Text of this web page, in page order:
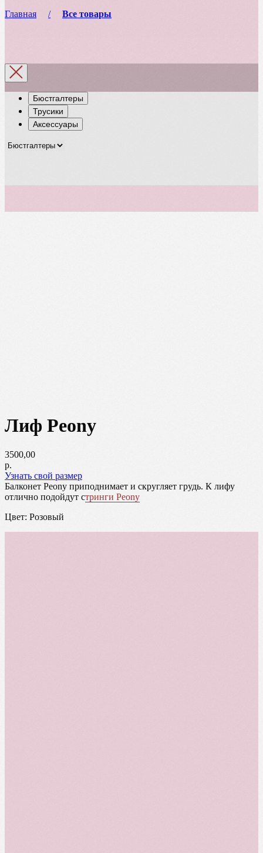
Главная Все товары
Бюстгалтеры
Трусики
Аксессуары
Лиф Peony
3500,00
р.
Узнать свой размер
Балконет Peony приподнимает и скругляет грудь. К лифу
отлично подойдут стринги Peony
Цвет: Розовый